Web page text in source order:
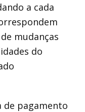
a cada
mudanças
do
de pagamento